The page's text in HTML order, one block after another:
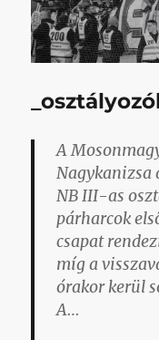
A
Nagykanizsa
NB III-as
párharcok
csapat
míg a
órakor kerül
A…